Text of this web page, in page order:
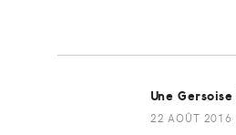
Une
22 AOÛT 2016